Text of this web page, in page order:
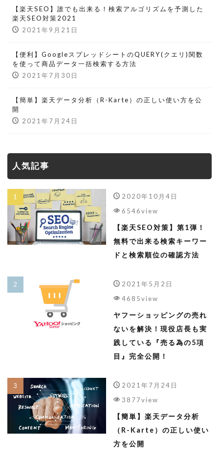
【楽天SEO】誰でも出来る！検索アルゴリズムを予測した
楽天SEO対策2021
2021年9月21日
【便利】GoogleスプレッドシートのQUERY(クエリ)関数
を使って商品データ一括検索する方法
2021年7月30日
【簡単】楽天データ分析（R-Karte）の正しい使い方を公
開
2021年7月24日
人気記事
2020年10月4日
6546view
【楽天SEO対策】第1弾！
無料で出来る検索キーワー
ドと検索順位の確認方法
2021年5月2日
4685view
ヤフーショッピングの売れ
ないを解決！現役店長も実
践している『売る為の5項
目』完全公開！
2021年7月24日
3877view
【簡単】楽天データ分析
（R-Karte）の正しい使い
方を公開